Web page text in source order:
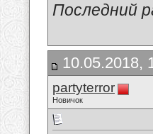
Последний
10.05.2018,
partyterror
Новичок